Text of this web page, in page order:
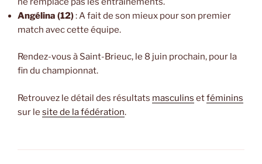
Angélina (12): A fait de son mieux pour son premier
match avec cette équipe.
Rendez-vous à Saint-Brieuc, le 8 juin prochain, pour la
fin du championnat.
Retrouvez le détail des résultats masculins etféminins
sur le site de la fédération.